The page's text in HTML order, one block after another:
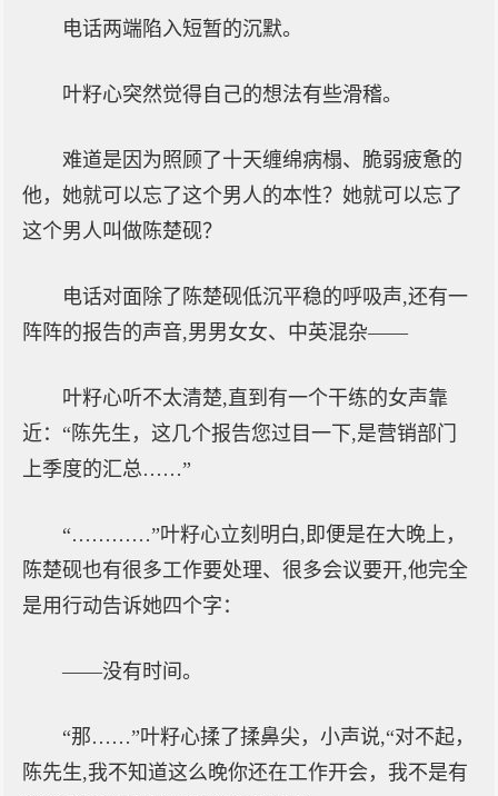
电话两端陷入短暂的沉默。
叶籽心突然觉得自己的想法有些滑稽。
难道是因为照顾了十天缠绵病榻、脆弱疲惫的
他，她就可以忘了这个男人的本性？她就可以忘了
这个男人叫做陈楚砚？
电话对面除了陈楚砚低沉平稳的呼吸声,还有一
阵阵的报告的声音,男男女女、中英混杂——
叶籽心听不太清楚,直到有一个干练的女声靠
近：“陈先生，这几个报告您过目一下,是营销部门
上季度的汇总……”
“…………”叶籽心立刻明白,即便是在大晚上，
陈楚砚也有很多工作要处理、很多会议要开,他完全
是用行动告诉她四个字：
——没有时间。
“那……”叶籽心揉了揉鼻尖，小声说,“对不起，
陈先生,我不知道这么晚你还在工作开会，我不是有